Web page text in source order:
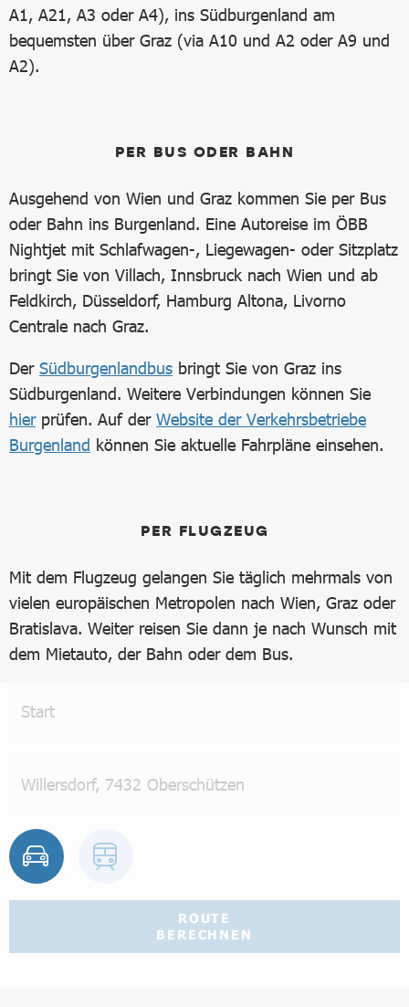
A1, A21, A3 oder A4), ins Südburgenland am
bequemsten über Graz (via A10 und A2 oder A9 und
A2).
PER BUS ODER BAHN
Ausgehend von Wien und Graz kommen Sie per Bus
oder Bahn ins Burgenland. Eine Autoreise im ÖBB
Nightjet mit Schlafwagen-, Liegewagen- oder Sitzplatz
bringt Sie von Villach, Innsbruck nach Wien und ab
Feldkirch, Düsseldorf, Hamburg Altona, Livorno
Centrale nach Graz.
Der Südburgenlandbus bringt Sie von Graz ins
Südburgenland. Weitere Verbindungen können Sie
hierprüfen. Auf der Website der Verkehrsbetriebe
Burgenland können Sie aktuelle Fahrpläne einsehen.
PER FLUGZEUG
Mit dem Flugzeug gelangen Sie täglich mehrmals von
vielen europäischen Metropolen nach Wien, Graz oder
Bratislava. Weiter reisen Sie dann je nach Wunsch mit
dem Mietauto, der Bahn oder dem Bus.
ROUTE
BERECHNEN